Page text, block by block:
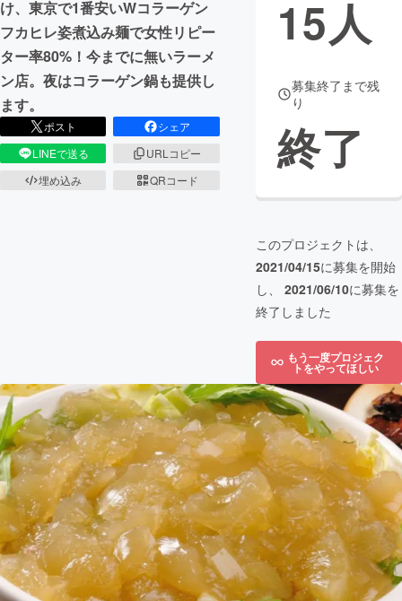
け、東京で1番安いWコラーゲン
フカヒレ姿煮込み麺で女性リピー
ター率80%！今までに無いラーメ
ン店。夜はコラーゲン鍋も提供し
ます。
ポスト
シェア
LINEで送る
URLコピー
埋め込み
QRコード
15人
募集終了まで残
り
終了
このプロジェクトは、
2021/04/15に募集を開始
し、 2021/06/10に募集を
終了しました
もう一度プロジェク
トをやってほしい